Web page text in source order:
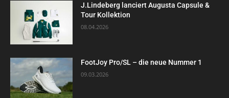
J.Lindeberg lanciert Augusta Capsule &
Tour Kollektion
08.04.2026
FootJoy Pro/SL – die neue Nummer 1
09.03.2026